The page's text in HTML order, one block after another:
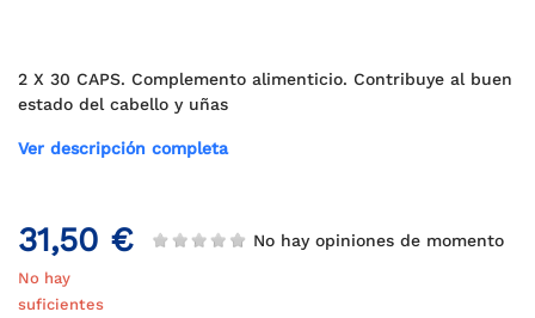
2 X 30 CAPS. Complemento alimenticio. Contribuye al buen
estado del cabello y uñas
Ver descripción completa
31,50 € No hay opiniones de momento
No hay
suficientes